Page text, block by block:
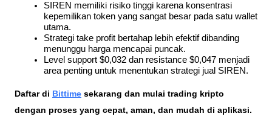
SIREN memiliki risiko tinggi karena konsentrasi
kepemilikan token yang sangat besar pada satu wallet
utama.
Strategi take profit bertahap lebih efektif dibanding
menunggu harga mencapai puncak.
Level support $0,032 dan resistance $0,047 menjadi
area penting untuk menentukan strategi jual SIREN.
Daftar di Bittime sekarang dan mulai trading kripto
dengan proses yang cepat, aman, dan mudah di aplikasi.